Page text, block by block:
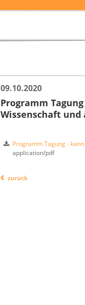
09.10.2020
Programm
Wissenschaft
Programm Tagung -
application/pdf
zurück